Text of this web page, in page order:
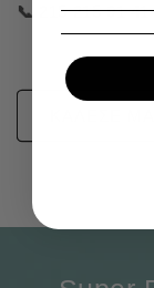
📞 215 215 91 41